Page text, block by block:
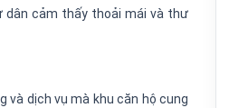
dân cảm thấy thoải mái và thư
dịch vụ mà khu căn hộ cung